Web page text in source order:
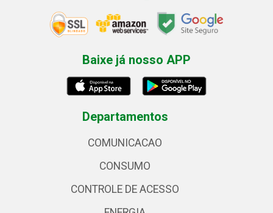
Baixe já nosso APP
Departamentos
COMUNICACAO
CONSUMO
CONTROLE DE ACESSO